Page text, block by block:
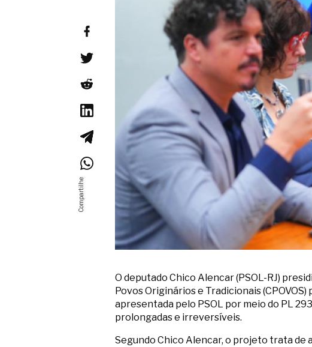
O deputado Chico Alencar (PSOL-RJ)
Povos Originários e Tradicionais
apresentada pelo PSOL por meio do PL
prolongadas e irreversíveis.
Segundo Chico Alencar, o projeto trata de